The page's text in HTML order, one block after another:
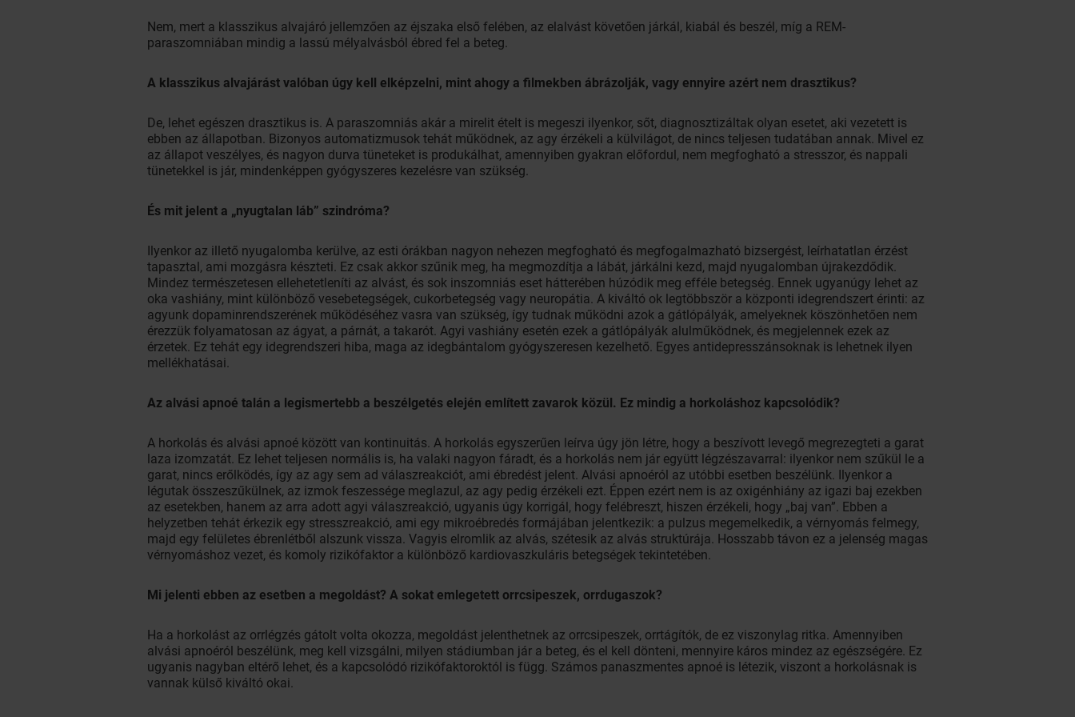
Nem, mert a klasszikus alvajáró jellemzően az éjszaka első felében, az elalvást követően járkál, kiabál és beszél, míg a REM-
paraszomniában mindig a lassú mélyalvásból ébred fel a beteg.
A klasszikus alvajárást valóban úgy kell elképzelni, mint ahogy a filmekben ábrázolják, vagy ennyire azért nem drasztikus?
De, lehet egészen drasztikus is. A paraszomniás akár a mirelit ételt is megeszi ilyenkor, sőt, diagnosztizáltak olyan esetet, aki vezetett is
ebben az állapotban. Bizonyos automatizmusok tehát működnek, az agy érzékeli a külvilágot, de nincs teljesen tudatában annak. Mivel ez
az állapot veszélyes, és nagyon durva tüneteket is produkálhat, amennyiben gyakran előfordul, nem megfogható a stresszor, és nappali
tünetekkel is jár, mindenképpen gyógyszeres kezelésre van szükség.
És mit jelent a „nyugtalan láb” szindróma?
Ilyenkor az illető nyugalomba kerülve, az esti órákban nagyon nehezen megfogható és megfogalmazható bizsergést, leírhatatlan érzést
tapasztal, ami mozgásra készteti. Ez csak akkor szűnik meg, ha megmozdítja a lábát, járkálni kezd, majd nyugalomban újrakezdődik.
Mindez természetesen ellehetetleníti az alvást, és sok inszomniás eset hátterében húzódik meg efféle betegség. Ennek ugyanúgy lehet az
oka vashiány, mint különböző vesebetegségek, cukorbetegség vagy neuropátia. A kiváltó ok legtöbbször a központi idegrendszert érinti: az
agyunk dopaminrendszerének működéséhez vasra van szükség, így tudnak működni azok a gátlópályák, amelyeknek köszönhetően nem
érezzük folyamatosan az ágyat, a párnát, a takarót. Agyi vashiány esetén ezek a gátlópályák alulműködnek, és megjelennek ezek az
érzetek. Ez tehát egy idegrendszeri hiba, maga az idegbántalom gyógyszeresen kezelhető. Egyes antidepresszánsoknak is lehetnek ilyen
mellékhatásai.
Az alvási apnoé talán a legismertebb a beszélgetés elején említett zavarok közül. Ez mindig a horkoláshoz kapcsolódik?
A horkolás és alvási apnoé között van kontinuitás. A horkolás egyszerűen leírva úgy jön létre, hogy a beszívott levegő megrezegteti a garat
laza izomzatát. Ez lehet teljesen normális is, ha valaki nagyon fáradt, és a horkolás nem jár együtt légzészavarral: ilyenkor nem szűkül le a
garat, nincs erőlködés, így az agy sem ad válaszreakciót, ami ébredést jelent. Alvási apnoéról az utóbbi esetben beszélünk. Ilyenkor a
légutak összeszűkülnek, az izmok feszessége meglazul, az agy pedig érzékeli ezt. Éppen ezért nem is az oxigénhiány az igazi baj ezekben
az esetekben, hanem az arra adott agyi válaszreakció, ugyanis úgy korrigál, hogy felébreszt, hiszen érzékeli, hogy „baj van”. Ebben a
helyzetben tehát érkezik egy stresszreakció, ami egy mikroébredés formájában jelentkezik: a pulzus megemelkedik, a vérnyomás felmegy,
majd egy felületes ébrenlétből alszunk vissza. Vagyis elromlik az alvás, szétesik az alvás struktúrája. Hosszabb távon ez a jelenség magas
vérnyomáshoz vezet, és komoly rizikófaktor a különböző kardiovaszkuláris betegségek tekintetében.
Mi jelenti ebben az esetben a megoldást? A sokat emlegetett orrcsipeszek, orrdugaszok?
Ha a horkolást az orrlégzés gátolt volta okozza, megoldást jelenthetnek az orrcsipeszek, orrtágítók, de ez viszonylag ritka. Amennyiben
alvási apnoéról beszélünk, meg kell vizsgálni, milyen stádiumban jár a beteg, és el kell dönteni, mennyire káros mindez az egészségére. Ez
ugyanis nagyban eltérő lehet, és a kapcsolódó rizikófaktoroktól is függ. Számos panaszmentes apnoé is létezik, viszont a horkolásnak is
vannak külső kiváltó okai.